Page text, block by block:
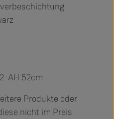
AH 52cm
Produkte oder
nicht im Preis